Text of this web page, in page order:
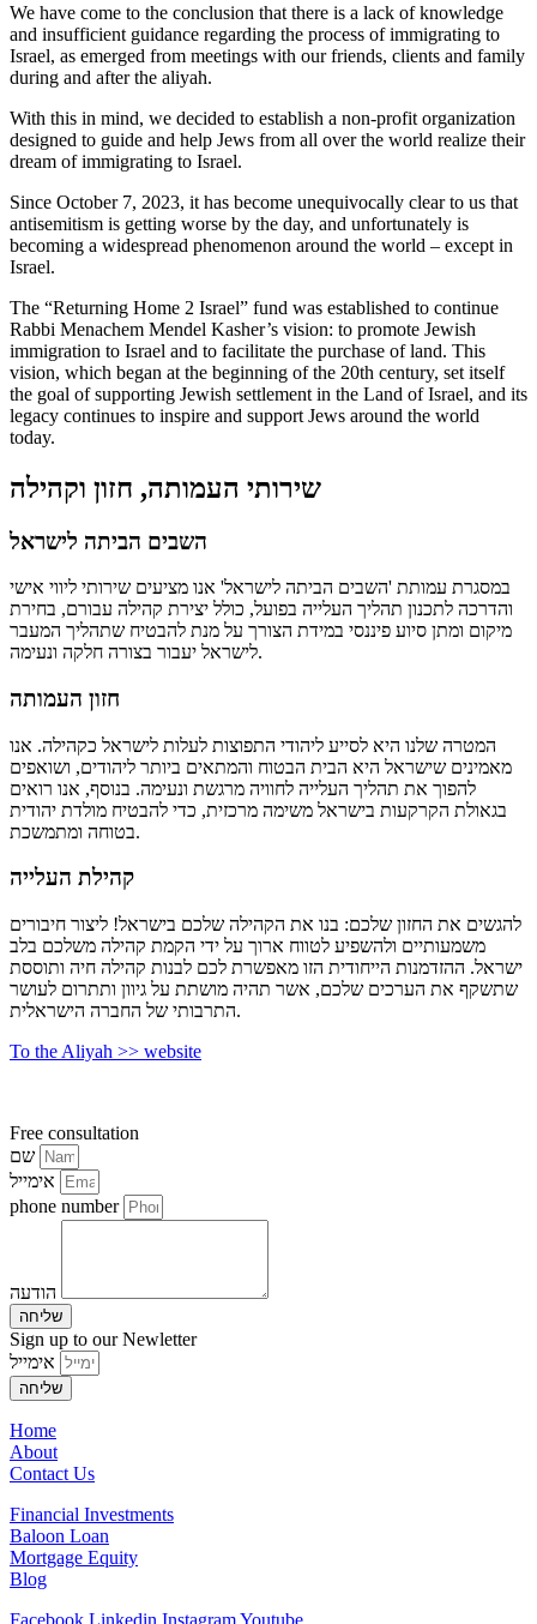
We have come to the conclusion that there is a lack of knowledge
and insufficient guidance regarding the process of immigrating to
Israel, as emerged from meetings with our friends, clients and family
during and after the aliyah.
With this in mind, we decided to establish a non-profit organization
designed to guide and help Jews from all over the world realize their
dream of immigrating to Israel.
Since October 7, 2023, it has become unequivocally clear to us that
antisemitism is getting worse by the day, and unfortunately is
becoming a widespread phenomenon around the world – except in
Israel.
The “Returning Home 2 Israel” fund was established to continue
Rabbi Menachem Mendel Kasher’s vision: to promote Jewish
immigration to Israel and to facilitate the purchase of land. This
vision, which began at the beginning of the 20th century, set itself
the goal of supporting Jewish settlement in the Land of Israel, and its
legacy continues to inspire and support Jews around the world
today.
שירותי העמותה, חזון וקהילה
השבים הביתה לישראל
במסגרת עמותת 'השבים הביתה לישראל' אנו מציעים שירותי ליווי אישי
והדרכה לתכנון תהליך העלייה בפועל, כולל יצירת קהילה עבורם, בחירת
מיקום ומתן סיוע פיננסי במידת הצורך על מנת להבטיח שתהליך המעבר
לישראל יעבור בצורה חלקה ונעימה.
חזון העמותה
המטרה שלנו היא לסייע ליהודי התפוצות לעלות לישראל כקהילה. אנו
מאמינים שישראל היא הבית הבטוח והמתאים ביותר ליהודים, ושואפים
להפוך את תהליך העלייה לחוויה מרגשת ונעימה. בנוסף, אנו רואים
בגאולת הקרקעות בישראל משימה מרכזית, כדי להבטיח מולדת יהודית
בטוחה ומתמשכת.
קהילת העלייה
להגשים את החזון שלכם: בנו את הקהילה שלכם בישראל! ליצור חיבורים
משמעותיים ולהשפיע לטווח ארוך על ידי הקמת קהילה משלכם בלב
ישראל. ההזדמנות הייחודית הזו מאפשרת לכם לבנות קהילה חיה ותוססת
שתשקף את הערכים שלכם, אשר תהיה מושתת על גיוון ותתרום לעושר
התרבותי של החברה הישראלית.
To the Aliyah >> website
Free consultation
phone number
שליחה
Sign up to our Newletter
שליחה
Home
About
Contact Us
Financial Investments
Baloon Loan
Mortgage Equity
Blog